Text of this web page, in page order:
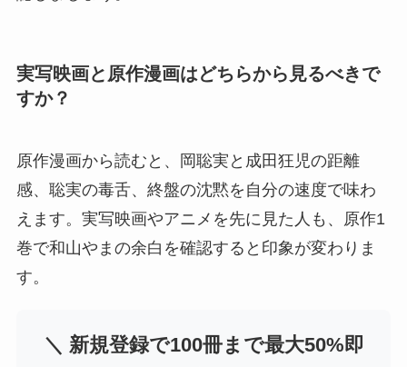
実写映画と原作漫画はどちらから見るべきで
すか？
原作漫画から読むと、岡聡実と成田狂児の距離
感、聡実の毒舌、終盤の沈黙を自分の速度で味わ
えます。実写映画やアニメを先に見た人も、原作1
巻で和山やまの余白を確認すると印象が変わりま
す。
＼ 新規登録で100冊まで最大50%即